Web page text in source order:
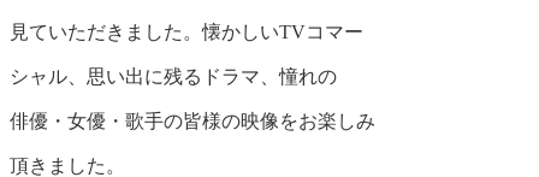
見ていただきました。懐かしいTVコマー
シャル、思い出に残るドラマ、憧れの
俳優・女優・歌手の皆様の映像をお楽しみ
頂きました。